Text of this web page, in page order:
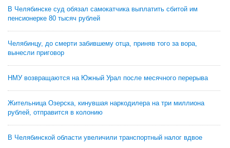
В Челябинске суд обязал самокатчика выплатить сбитой им
пенсионерке 80 тысяч рублей
Челябинцу, до смерти забившему отца, приняв того за вора,
вынесли приговор
НМУ возвращаются на Южный Урал после месячного перерыва
Жительница Озерска, кинувшая наркодилера на три миллиона
рублей, отправится в колонию
В Челябинской области увеличили транспортный налог вдвое